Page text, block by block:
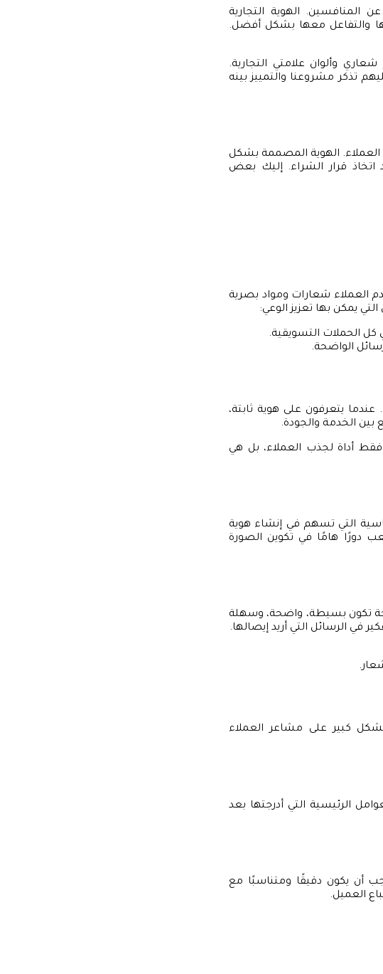
المنافسين. الهوية التجارية
والتفاعل معها بشكل أفضل.
وألوان علامتي التجارية.
تذكر مشروعنا والتمييز بينه
الهوية المصممة بشكل
اتخاذ قرار الشراء. إليك بعض
العملاء شعارات ومواد بصرية
يمكن بها تعزيز الوعي:
الحملات التسويقية.
الواضحة.
يتعرفون على هوية ثابتة،
بين الخدمة والجودة.
أداة لجذب العملاء، بل هي
التي تسهم في إنشاء هوية
دورًا هامًا في تكوين الصورة
تكون بسيطة، واضحة، وسهلة
في الرسائل التي أريد إيصالها.
بشكل كبير على مشاعر العملاء
الرئيسية التي أدرجتها بعد
أن يكون دقيقًا ومتناسبًا مع
العميل.